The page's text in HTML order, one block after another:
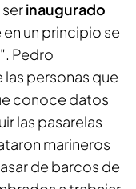
inaugurado
en un principio se
Pedro
personas que
conoce datos
las pasarelas
marineros
de barcos de